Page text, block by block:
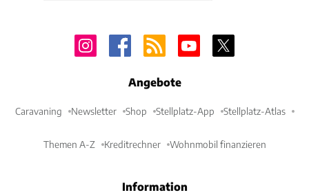
Angebote
Caravaning Newsletter Shop Stellplatz-App Stellplatz-Atlas
Themen A-Z Kreditrechner Wohnmobil finanzieren
Information